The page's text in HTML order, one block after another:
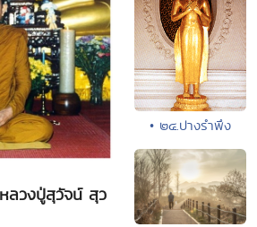
ลวงปู่สุวัจน์ สุว
• ๒๔.ปางรำพึง